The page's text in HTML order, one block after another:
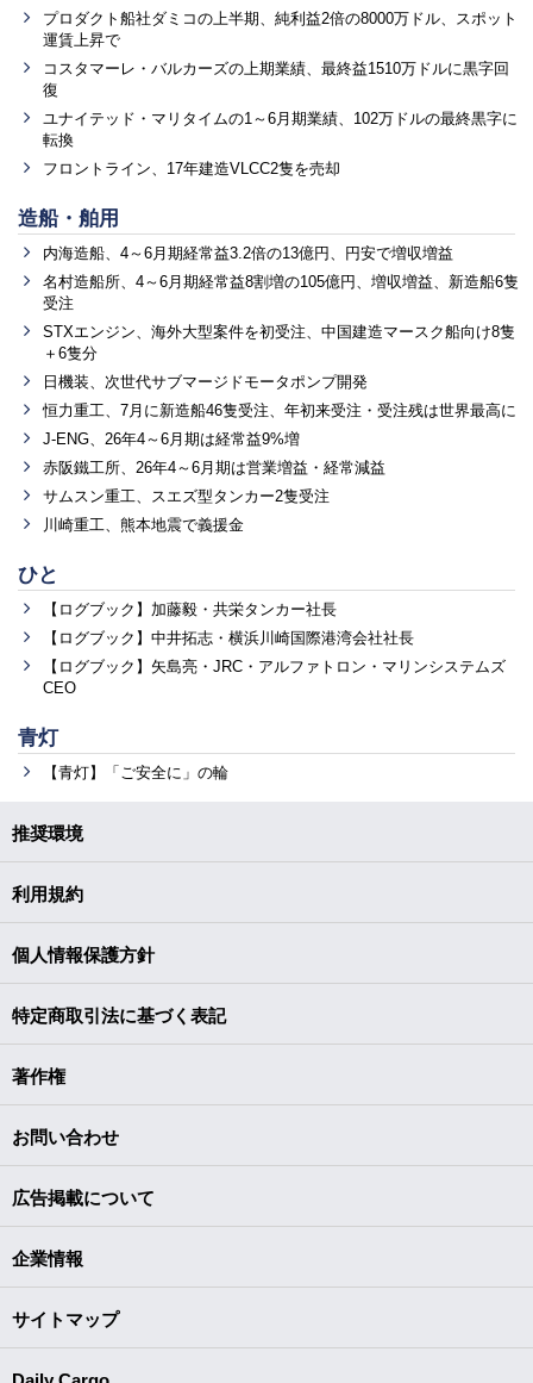
プロダクト船社ダミコの上半期、純利益2倍の8000万ドル、スポット
運賃上昇で
コスタマーレ・バルカーズの上期業績、最終益1510万ドルに黒字回
復
ユナイテッド・マリタイムの1～6月期業績、102万ドルの最終黒字に
転換
フロントライン、17年建造VLCC2隻を売却
造船・舶用
内海造船、4～6月期経常益3.2倍の13億円、円安で増収増益
名村造船所、4～6月期経常益8割増の105億円、増収増益、新造船6隻
受注
STXエンジン、海外大型案件を初受注、中国建造マースク船向け8隻
＋6隻分
日機装、次世代サブマージドモータポンプ開発
恒力重工、7月に新造船46隻受注、年初来受注・受注残は世界最高に
J-ENG、26年4～6月期は経常益9%増
赤阪鐵工所、26年4～6月期は営業増益・経常減益
サムスン重工、スエズ型タンカー2隻受注
川崎重工、熊本地震で義援金
ひと
【ログブック】加藤毅・共栄タンカー社長
【ログブック】中井拓志・横浜川崎国際港湾会社社長
【ログブック】矢島亮・JRC・アルファトロン・マリンシステムズ
CEO
青灯
【青灯】「ご安全に」の輪
推奨環境
利用規約
個人情報保護方針
特定商取引法に基づく表記
著作権
お問い合わせ
広告掲載について
企業情報
サイトマップ